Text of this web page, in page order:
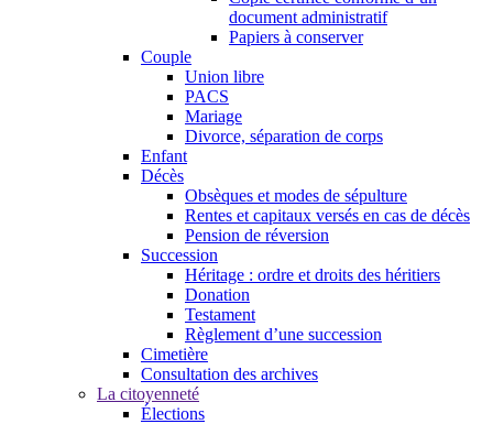
document administratif
Papiers à conserver
Couple
Union libre
PACS
Mariage
Divorce, séparation de corps
Enfant
Décès
Obsèques et modes de sépulture
Rentes et capitaux versés en cas de décès
Pension de réversion
Succession
Héritage : ordre et droits des héritiers
Donation
Testament
Règlement d’une succession
Cimetière
Consultation des archives
La citoyenneté
Élections